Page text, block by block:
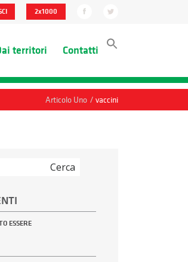
2x1000
territori Contatti
Articolo Uno / vaccini
ESSERE